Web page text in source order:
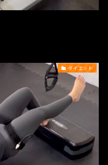
ダイエット